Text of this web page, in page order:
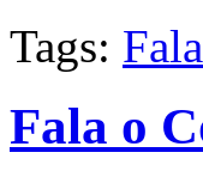
Tags:
Fala o